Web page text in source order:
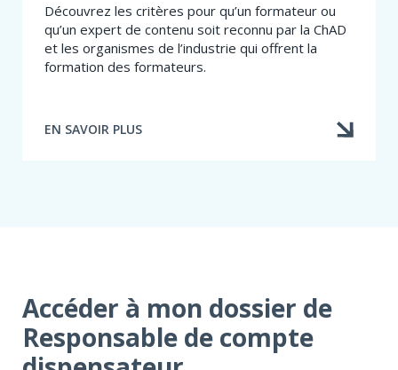
Découvrez les critères pour qu’un formateur ou
qu’un expert de contenu soit reconnu par la ChAD
et les organismes de l’industrie qui offrent la
formation des formateurs.
EN SAVOIR PLUS
À
Accéder à mon dossier de
Responsable de compte